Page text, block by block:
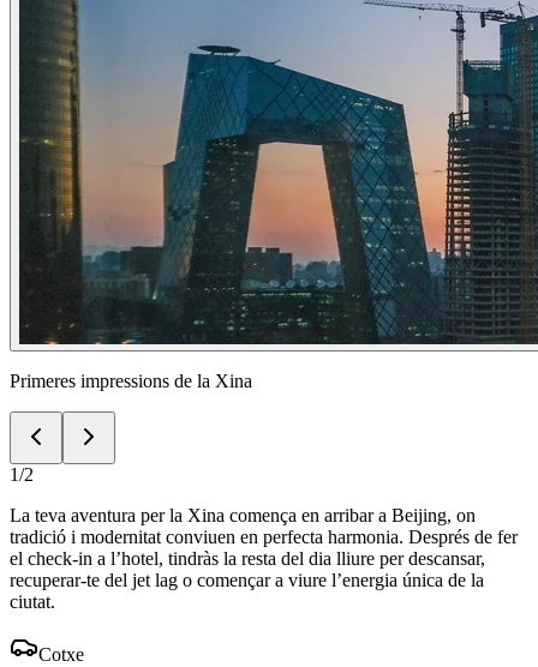
Primeres impressions de la Xina
1/2
La teva aventura per la Xina comença en arribar a Beijing, on
tradició i modernitat conviuen en perfecta harmonia. Després de fer
el check-in a l’hotel, tindràs la resta del dia lliure per descansar,
recuperar-te del jet lag o començar a viure l’energia única de la
ciutat.
Cotxe